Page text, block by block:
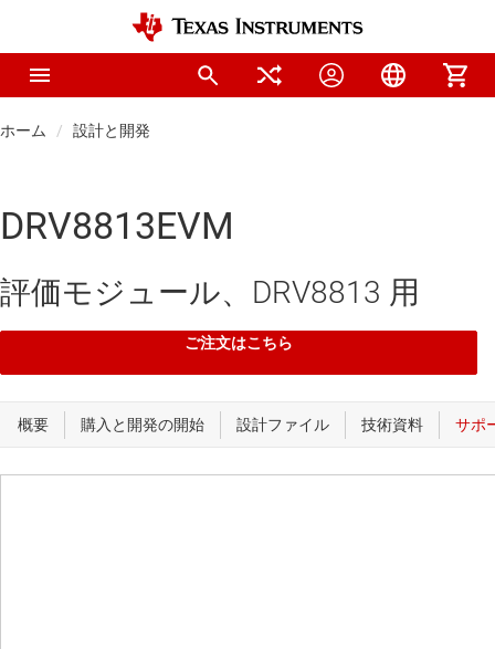
ホーム 設計と開発
DRV8813EVM
評価モジュール、DRV8813 用
ご注文はこちら